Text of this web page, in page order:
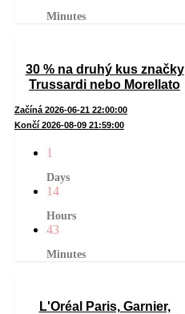
Minutes
30 % na druhý kus značky
Trussardi nebo Morellato
Začíná 2026-06-21 22:00:00
Končí 2026-08-09 21:59:00
1
Days
14
Hours
43
Minutes
L'Oréal Paris, Garnier,